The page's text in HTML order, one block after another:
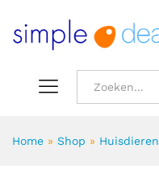
Home » Shop » Huisdieren